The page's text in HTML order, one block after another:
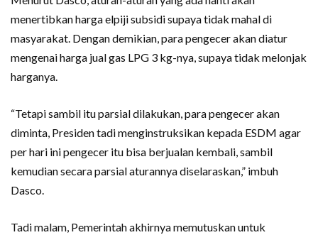
menertibkan harga elpiji subsidi supaya tidak mahal di
masyarakat. Dengan demikian, para pengecer akan diatur
mengenai harga jual gas LPG 3 kg-nya, supaya tidak melonjak
harganya.
“Tetapi sambil itu parsial dilakukan, para pengecer akan
diminta, Presiden tadi menginstruksikan kepada ESDM agar
per hari ini pengecer itu bisa berjualan kembali, sambil
kemudian secara parsial aturannya diselaraskan,” imbuh
Dasco.
Tadi malam, Pemerintah akhirnya memutuskan untuk